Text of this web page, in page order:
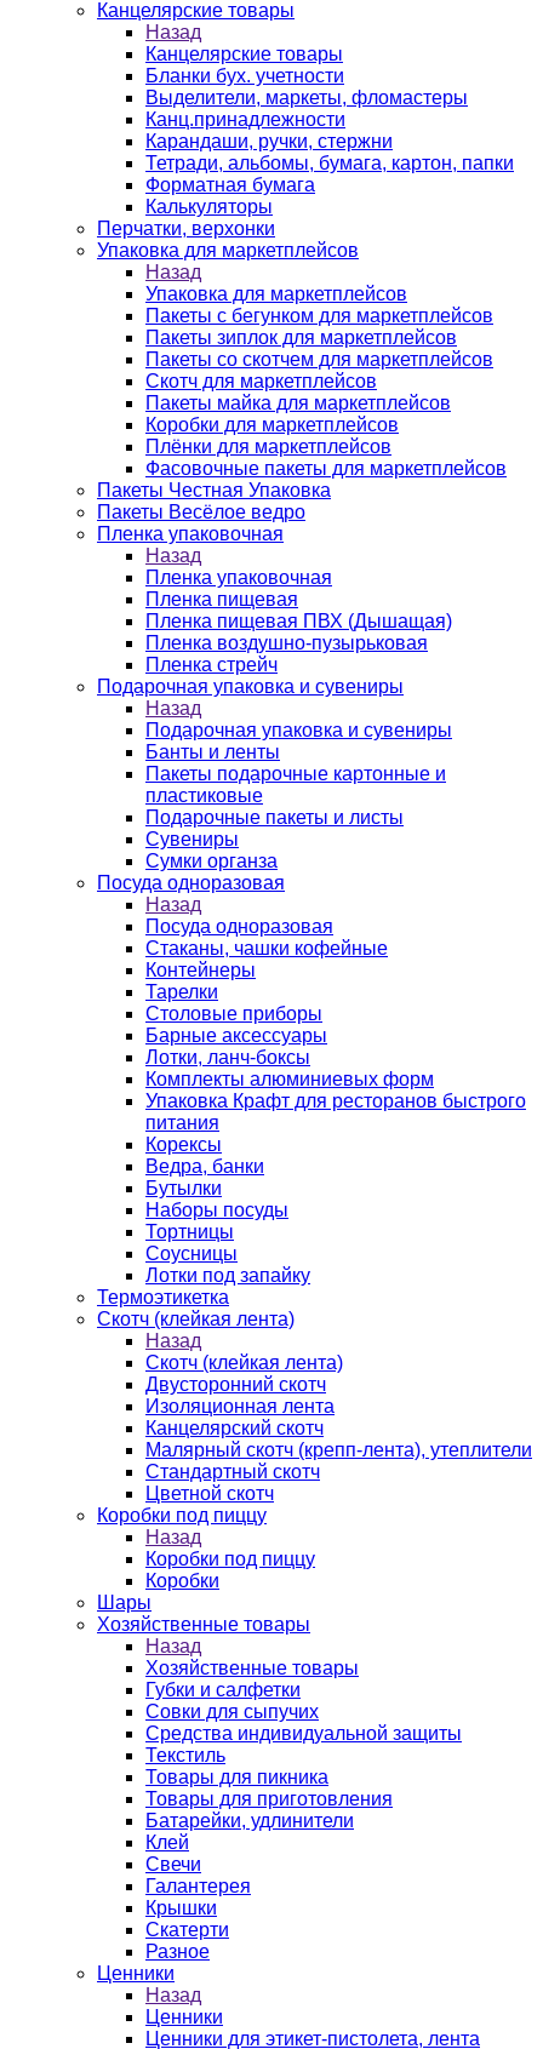
Канцелярские товары
Назад
Канцелярские товары
Бланки бух. учетности
Выделители, маркеты, фломастеры
Канц.принадлежности
Карандаши, ручки, стержни
Тетради, альбомы, бумага, картон, папки
Форматная бумага
Калькуляторы
Перчатки, верхонки
Упаковка для маркетплейсов
Назад
Упаковка для маркетплейсов
Пакеты с бегунком для маркетплейсов
Пакеты зиплок для маркетплейсов
Пакеты со скотчем для маркетплейсов
Скотч для маркетплейсов
Пакеты майка для маркетплейсов
Коробки для маркетплейсов
Плёнки для маркетплейсов
Фасовочные пакеты для маркетплейсов
Пакеты Честная Упаковка
Пакеты Весёлое ведро
Пленка упаковочная
Назад
Пленка упаковочная
Пленка пищевая
Пленка пищевая ПВХ (Дышащая)
Пленка воздушно-пузырьковая
Пленка стрейч
Подарочная упаковка и сувениры
Назад
Подарочная упаковка и сувениры
Банты и ленты
Пакеты подарочные картонные и
пластиковые
Подарочные пакеты и листы
Сувениры
Сумки органза
Посуда одноразовая
Назад
Посуда одноразовая
Стаканы, чашки кофейные
Контейнеры
Тарелки
Столовые приборы
Барные аксессуары
Лотки, ланч-боксы
Комплекты алюминиевых форм
Упаковка Крафт для ресторанов быстрого
питания
Корексы
Ведра, банки
Бутылки
Наборы посуды
Тортницы
Соусницы
Лотки под запайку
Термоэтикетка
Скотч (клейкая лента)
Назад
Скотч (клейкая лента)
Двусторонний скотч
Изоляционная лента
Канцелярский скотч
Малярный скотч (крепп-лента), утеплители
Стандартный скотч
Цветной скотч
Коробки под пиццу
Назад
Коробки под пиццу
Коробки
Шары
Хозяйственные товары
Назад
Хозяйственные товары
Губки и салфетки
Совки для сыпучих
Средства индивидуальной защиты
Текстиль
Товары для пикника
Товары для приготовления
Батарейки, удлинители
Клей
Свечи
Галантерея
Крышки
Скатерти
Разное
Ценники
Назад
Ценники
Ценники для этикет-пистолета, лента